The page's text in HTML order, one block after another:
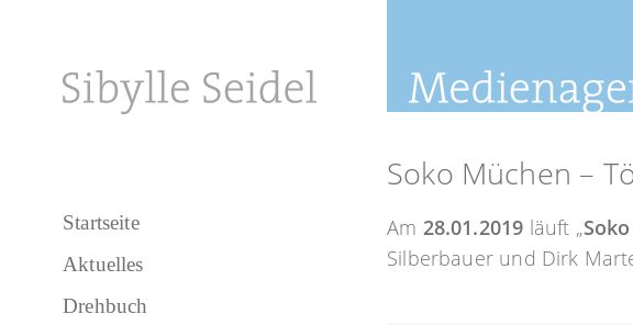
Startseite
Aktuelles
Drehbuch
Soko Müchen –
Am 28.01.2019 läuft „
Silberbauer und Dirk